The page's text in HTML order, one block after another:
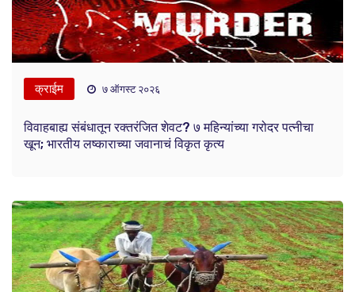
क्राईम ७ ऑगस्ट २०२६
विवाहबाह्य संबंधातून रक्तरंजित शेवट? ७ महिन्यांच्या गरोदर पत्नीचा
खून; भारतीय लष्काराच्या जवानाचं विकृत कृत्य